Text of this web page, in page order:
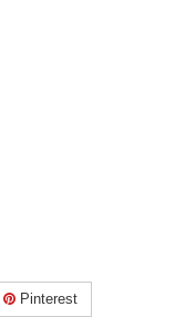
Pinterest